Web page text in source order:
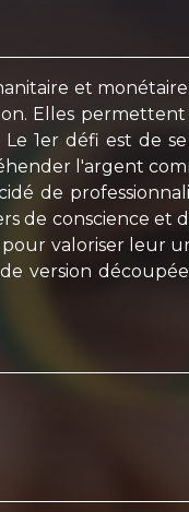
et
Elles
1er défi est de
l'argent
de
de conscience et
valoriser leur
version